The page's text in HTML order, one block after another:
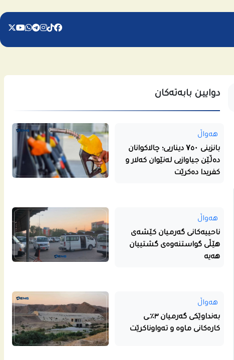
دوایین بابەتەکان
هەواڵ
بانزینی ۷٥۰ دیناریی؛ چالاکوانان
دەڵێن جیاوازیی لەنێوان کەلار و
کفریدا دەکرێت
هەواڵ
ناحییه‌كانى گه‌رمیان كێشه‌ى
هێڵى گواستنه‌وه‌ى گشتییان
هه‌یه‌
هەواڵ
بەنداوێکی گەرمیان ٣٪ـی
کارەکانی ماوە و تەواوناکرێت